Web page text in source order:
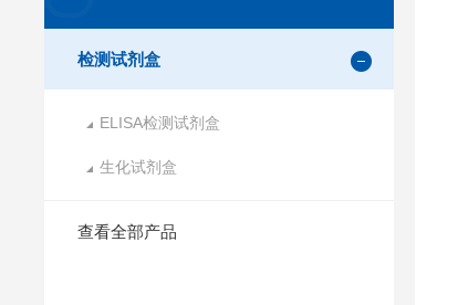
检测试剂盒
ELISA检测试剂盒
生化试剂盒
查看全部产品